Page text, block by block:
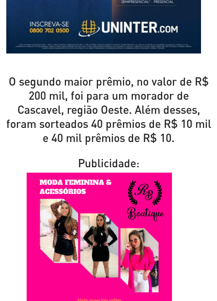
O segundo maior prêmio, no valor de R$
200 mil, foi para um morador de
Cascavel, região Oeste. Além desses,
foram sorteados 40 prêmios de R$ 10 mil
e 40 mil prêmios de R$ 10.
Publicidade: